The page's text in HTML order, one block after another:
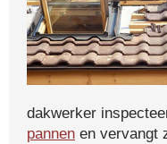
dakwerker
pannen en vervangt